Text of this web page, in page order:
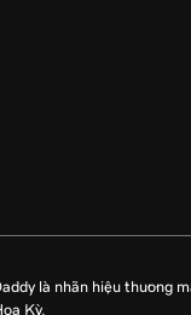
là nhãn hiệu thương
Kỳ.